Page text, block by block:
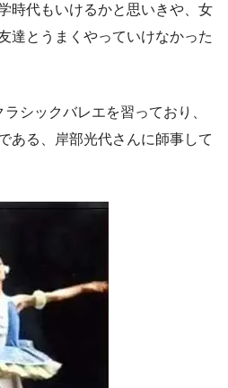
時代もいけるかと思いきや、女
達とうまくやっていけなかった
シックバレエを習っており、
ある、岸部光代さんに師事して